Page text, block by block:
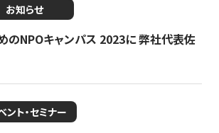
お知らせ
のNPOキャンパス 2023に 弊社代表佐
ント・セミナー